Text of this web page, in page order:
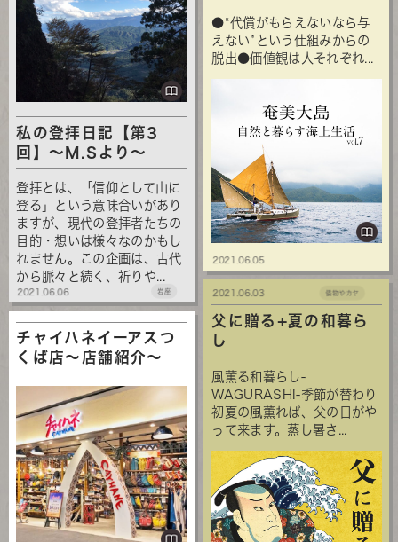
私の登拝日記【第3
回】～M.Sより～
登拝とは、「信仰として山に
登る」という意味合いがあり
ますが、現代の登拝者たちの
目的・想いは様々なのかもし
れません。この企画は、古代
から脈々と続く、祈りや...
2021.06.06 岩座
●“代償がもらえないなら与
えない”という仕組みからの
脱出●価値観は人それぞれ...
2021.06.05
チャイハネイーアスつ
くば店～店舗紹介～
父に贈る+夏の和暮ら
し
風薫る和暮らし-
WAGURASHI-季節が替わり
初夏の風薫れば、父の日がや
って来ます。蒸し暑さ...
2021.06.03 倭物やカヤ